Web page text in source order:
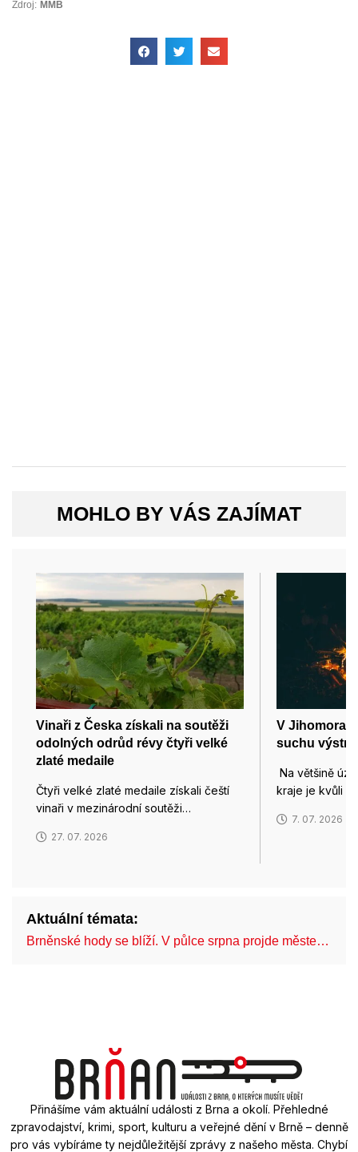
Zdroj: MMB
MOHLO BY VÁS ZAJÍMAT
Vinaři z Česka získali na soutěži
odolných odrůd révy čtyři velké
zlaté medaile
Čtyři velké zlaté medaile získali čeští
vinaři v mezinárodní soutěži…
27. 07. 2026
V
suchu
Na většině
kraje je kvůli
7. 07. 2026
Aktuální témata:
Brněnské hody se blíží. V půlce srpna projde měste…
Přinášíme vám aktuální události z Brna a okolí. Přehledné
zpravodajství, krimi, sport, kulturu a veřejné dění v Brně – denně
pro vás vybíráme ty nejdůležitější zprávy z našeho města. Chybí